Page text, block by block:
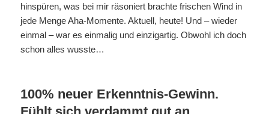
hinspüren, was bei mir räsoniert brachte frischen Wind in
jede Menge Aha-Momente. Aktuell, heute! Und – wieder
einmal – war es einmalig und einzigartig. Obwohl ich doch
schon alles wusste…
100% neuer Erkenntnis-Gewinn.